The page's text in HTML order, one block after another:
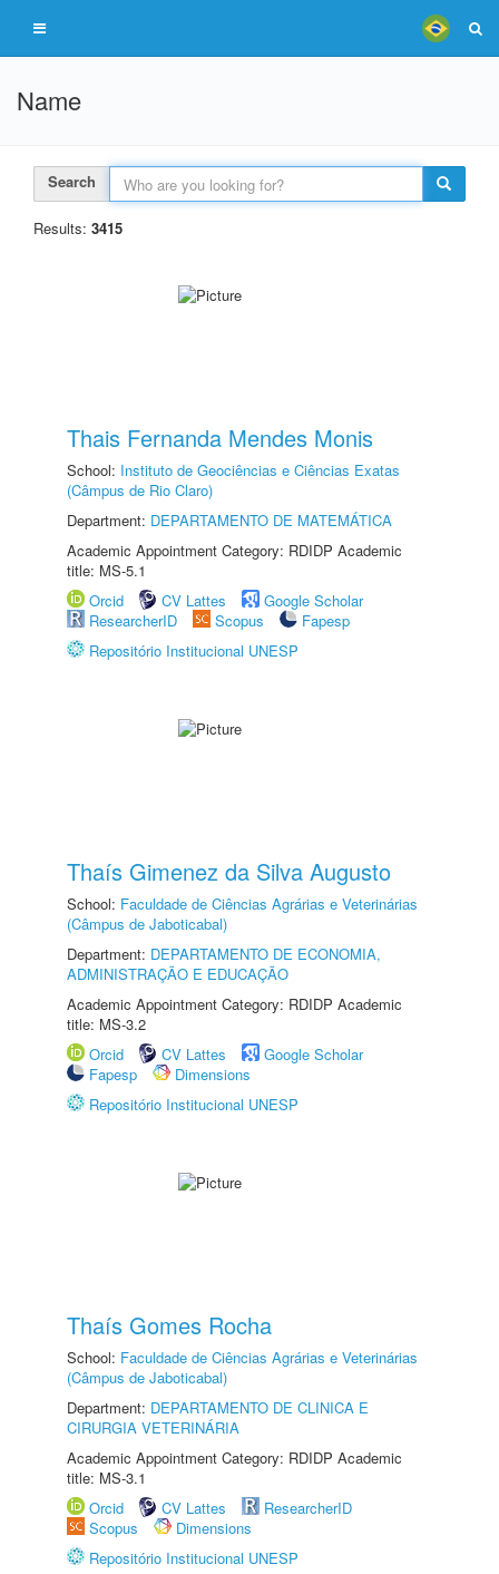
Name
Search
Results: 3415
Thais Fernanda Mendes Monis
School: Instituto de Geociências e Ciências Exatas
(Câmpus de Rio Claro)
Department: DEPARTAMENTO DE MATEMÁTICA
Academic Appointment Category: RDIDP Academic
title: MS-5.1
Orcid
CV Lattes
Google Scholar
ResearcherID
Scopus
Fapesp
Repositório Institucional UNESP
Thaís Gimenez da Silva Augusto
School: Faculdade de Ciências Agrárias e Veterinárias
(Câmpus de Jaboticabal)
Department: DEPARTAMENTO DE ECONOMIA,
ADMINISTRAÇÃO E EDUCAÇÃO
Academic Appointment Category: RDIDP Academic
title: MS-3.2
Orcid
CV Lattes
Google Scholar
Fapesp
Dimensions
Repositório Institucional UNESP
Thaís Gomes Rocha
School: Faculdade de Ciências Agrárias e Veterinárias
(Câmpus de Jaboticabal)
Department: DEPARTAMENTO DE CLINICA E
CIRURGIA VETERINÁRIA
Academic Appointment Category: RDIDP Academic
title: MS-3.1
Orcid
CV Lattes
ResearcherID
Scopus
Dimensions
Repositório Institucional UNESP